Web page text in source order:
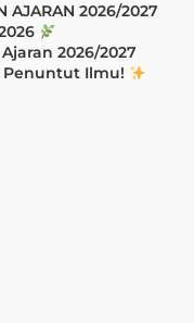
AJARAN 2026/2027
2026/2027
Penuntut Ilmu!